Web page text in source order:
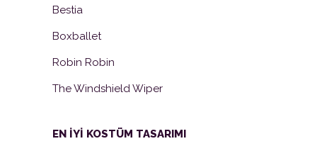
Bestia
Boxballet
Robin Robin
The Windshield Wiper
EN İYİ KOSTÜM TASARIMI